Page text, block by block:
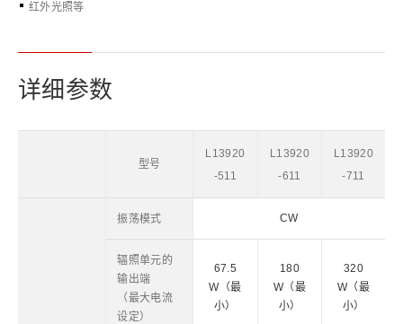
红外光照等
详细参数
型号
L13920
-511
L13920
-611
L13920
-711
振荡模式 CW
辐照单元的
输出端
（最大电流
设定）
67.5
W（最
小）
180
W（最
小）
320
W（最
小）